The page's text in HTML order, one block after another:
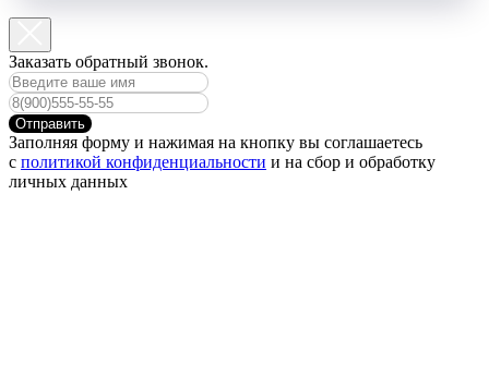
Заказать обратный звонок.
Отправить
Заполняя форму и нажимая на кнопку вы соглашаетесь
с политикой конфиденциальности и на сбор и обработку
личных данных